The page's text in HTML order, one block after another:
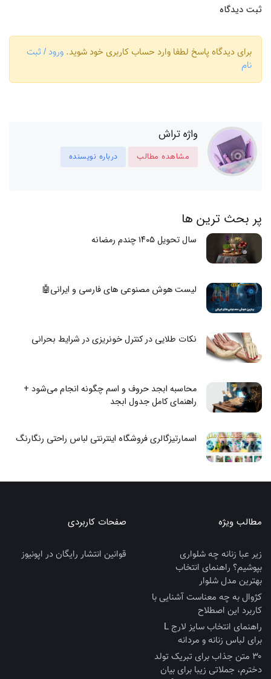
ثبت دیدگاه
برای دیدگاه پاسخ لطفا وارد حساب کاربری خود شوید. ورود / ثبت
نام
واژه تراش
مشاهده مطالب درباره نویسنده
پر بحث ترین ها
سال تحویل ۱۴۰۵ چندم رمضانه
لیست هوش مصنوعی های فارسی و ایرانی🤖
نکات طلایی در کنترل خونریزی در شرایط بحرانی
محاسبه ابجد حروف و اسم چگونه انجام می‌شود +
راهنمای کامل جدول ابجد
اسمارتیزگالری فروشگاه اینترنتی لباس راحتی رنگارنگ
مطالب ویژه
زیر عبا زنانه چه شلواری
بپوشیم؟ راهنمای انتخاب
بهترین مدل شلوار
کژوال به چه معناست آشنایی با
کاربرد این اصطلاح
راهنمای انتخاب سایز لارج L
برای لباس زنانه و مردانه
۳۰ متن جذاب برای تبریک تولد
دخترم، جملاتی زیبا برای بیان
صفحات کاربردی
قوانین انتشار رایگان در اپونیوز